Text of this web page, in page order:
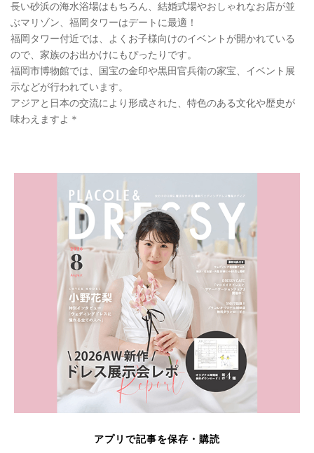
長い砂浜の海水浴場はもちろん、結婚式場やおしゃれなお店が並
ぶマリゾン、福岡タワーはデートに最適！
福岡タワー付近では、よくお子様向けのイベントが開かれている
ので、家族のお出かけにもぴったりです。
福岡市博物館では、国宝の金印や黒田官兵衛の家宝、イベント展
示などが行われています。
アジアと日本の交流により形成された、特色のある文化や歴史が
味わえますよ＊
アプリで記事を保存・購読